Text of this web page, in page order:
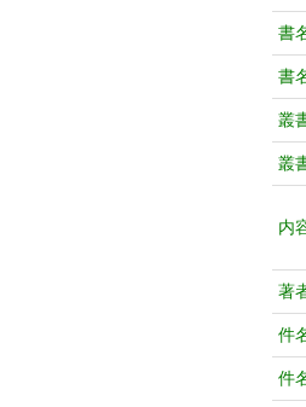
書
書
叢
叢
内
著
件
件